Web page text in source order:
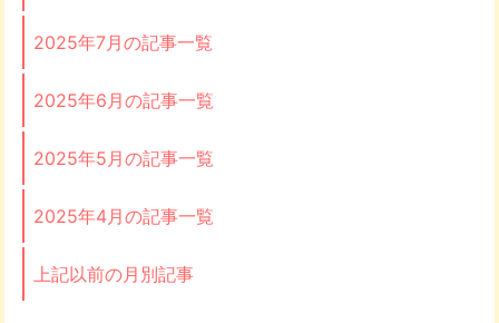
2025年7月の記事一覧
2025年6月の記事一覧
2025年5月の記事一覧
2025年4月の記事一覧
上記以前の月別記事